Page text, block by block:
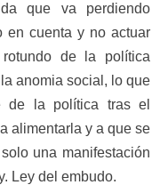
que va perdiendo
en cuenta y no actuar
de la política
anomia social, lo que
de la política tras el
alimentarla y a que se
una manifestación
Ley del embudo.